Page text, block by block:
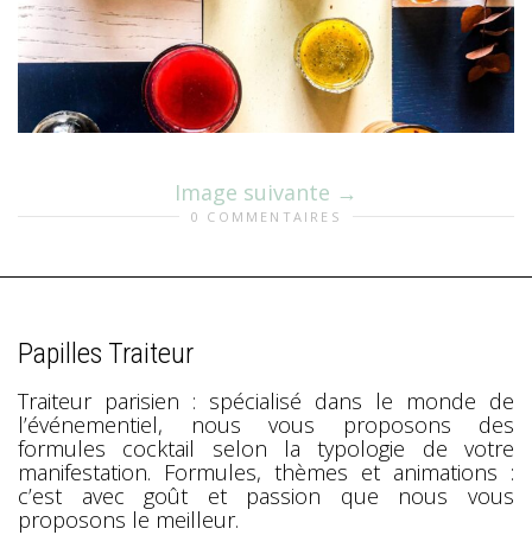
Image suivante
0 COMMENTAIRES
Papilles Traiteur
Traiteur parisien : spécialisé dans le monde de
l’événementiel, nous vous proposons des
formules cocktail selon la typologie de votre
manifestation. Formules, thèmes et animations :
c’est avec goût et passion que nous vous
proposons le meilleur.